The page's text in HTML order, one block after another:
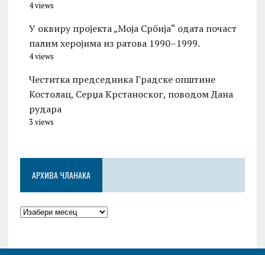
4 views
У оквиру пројекта „Моја Србија“ одата почаст
палим херојима из ратова 1990–1999.
4 views
Честитка председника Градске општине
Костолац, Серџа Крстаноског, поводом Дана
рудара
3 views
АРХИВА ЧЛАНАКА